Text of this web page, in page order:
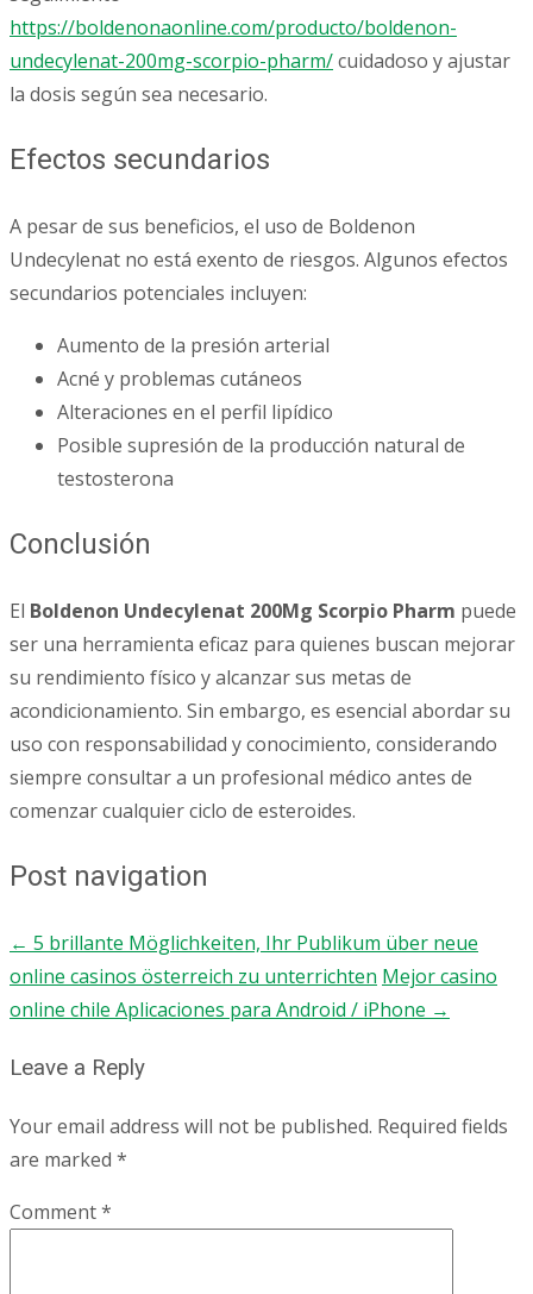
https://boldenonaonline.com/producto/boldenon-
undecylenat-200mg-scorpio-pharm/cuidadoso y ajustar
la dosis según sea necesario.
Efectos secundarios
A pesar de sus beneficios, el uso de Boldenon
Undecylenat no está exento de riesgos. Algunos efectos
secundarios potenciales incluyen:
Aumento de la presión arterial
Acné y problemas cutáneos
Alteraciones en el perfil lipídico
Posible supresión de la producción natural de
testosterona
Conclusión
El Boldenon Undecylenat 200Mg Scorpio Pharm puede
ser una herramienta eficaz para quienes buscan mejorar
su rendimiento físico y alcanzar sus metas de
acondicionamiento. Sin embargo, es esencial abordar su
uso con responsabilidad y conocimiento, considerando
siempre consultar a un profesional médico antes de
comenzar cualquier ciclo de esteroides.
Post navigation
← 5 brillante Möglichkeiten, Ihr Publikum über neue
online casinos österreich zu unterrichten Mejor casino
online chile Aplicaciones para Android / iPhone →
Leave a Reply
Your email address will not be published. Required fields
are marked *
Comment*